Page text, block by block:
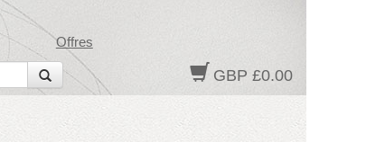
Offres
GBP £0.00